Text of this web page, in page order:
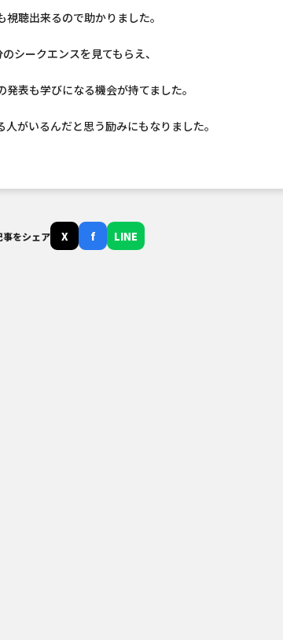
聴出来るので助かりました。
シークエンスを見てもらえ、
表も学びになる機会が持てました。
がいるんだと思う励みにもなりました。
事をシェア X f LINE